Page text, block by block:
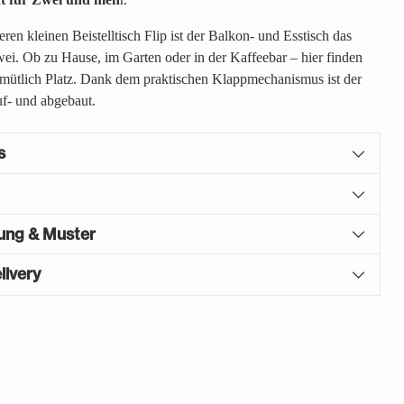
kleinen Beistelltisch Flip ist der Balkon- und Esstisch das
Ob zu Hause, im Garten oder in der Kaffeebar – hier finden
Platz. Dank dem praktischen Klappmechanismus ist der
und abgebaut.
& Muster